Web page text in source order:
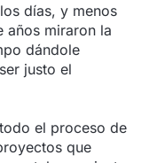
días, y menos
años miraron la
dándole
justo el
el proceso de
que